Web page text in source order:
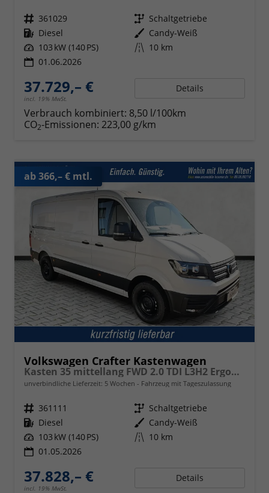
Fahrzeugnr. 361029 Getriebe Schaltgetriebe
Kraftstoff Diesel Außenfarbe Candy-Weiß
Leistung 103 kW (140 PS) Kilometerstand 10 km
01.06.2026
37.729,– €
incl. 19% MwSt.
Details
Verbrauch kombiniert: 8,50 l/100km
CO2-Emissionen: 223,00 g/km
ab 366,– € mtl.
Volkswagen Crafter Kastenwagen
Kasten 35 mittellang FWD 2.0 TDI L3H2 ErgoActive AppCon
unverbindliche Lieferzeit: 5 Wochen Fahrzeug mit Tageszulassung
Fahrzeugnr. 361111 Getriebe Schaltgetriebe
Kraftstoff Diesel Außenfarbe Candy-Weiß
Leistung 103 kW (140 PS) Kilometerstand 10 km
01.05.2026
37.828,– €
incl. 19% MwSt.
Details